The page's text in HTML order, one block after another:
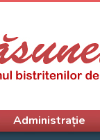
Administrație